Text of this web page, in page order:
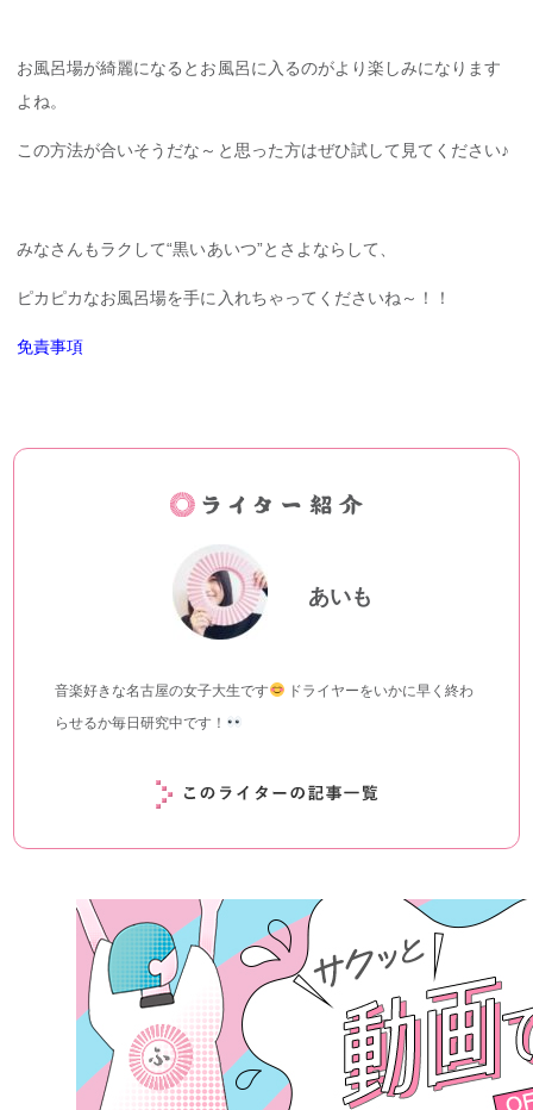
お風呂場が綺麗になるとお風呂に入るのがより楽しみになります
よね。
この方法が合いそうだな～と思った方はぜひ試して見てください♪
みなさんもラクして“黒いあいつ”とさよならして、
ピカピカなお風呂場を手に入れちゃってくださいね～！！
免責事項
あいも
音楽好きな名古屋の女子大生です
ドライヤーをいかに早く終わ
らせるか毎日研究中です！